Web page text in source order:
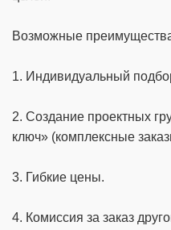
Возможные преимущества
1. Индивидуальный
2. Создание проектных
ключ» (комплексные
3. Гибкие цены.
4. Комиссия за заказ